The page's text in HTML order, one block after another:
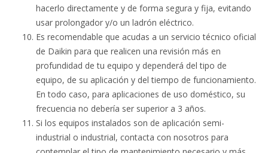
hacerlo directamente y de forma segura y fija, evitando
usar prolongador y/o un ladrón eléctrico.
Es recomendable que acudas a un servicio técnico oficial
de Daikin para que realicen una revisión más en
profundidad de tu equipo y dependerá del tipo de
equipo, de su aplicación y del tiempo de funcionamiento.
En todo caso, para aplicaciones de uso doméstico, su
frecuencia no debería ser superior a 3 años.
Si los equipos instalados son de aplicación semi-
industrial o industrial, contacta con nosotros para